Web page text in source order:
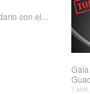
con el...
7